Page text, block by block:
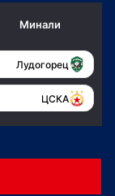
Минали
Лудогорец
ЦСКА